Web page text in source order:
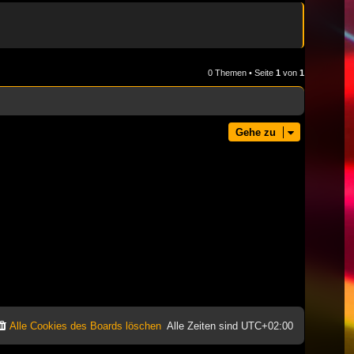
0 Themen • Seite 1 von 1
Gehe zu
Alle Zeiten sind UTC+02:00
Alle Cookies des Boards löschen